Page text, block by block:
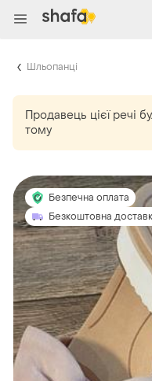
Шльопанці
Продавець цієї речі
тому
Безпечна оплата
Безкоштовна